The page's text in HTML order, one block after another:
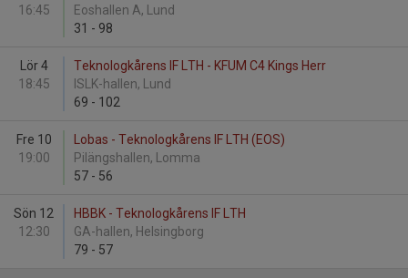
16:45
Eoshallen A, Lund
31 - 98
Lör 4
18:45
Teknologkårens IF LTH - KFUM C4 Kings Herr
ISLK-hallen, Lund
69 - 102
Fre 10
19:00
Lobas - Teknologkårens IF LTH (EOS)
Pilängshallen, Lomma
57 - 56
Sön 12
12:30
HBBK - Teknologkårens IF LTH
GA-hallen, Helsingborg
79 - 57